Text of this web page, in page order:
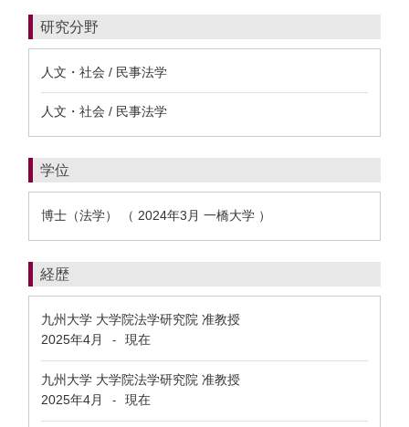
研究分野
人文・社会 / 民事法学
人文・社会 / 民事法学
学位
博士（法学） （ 2024年3月 一橋大学 ）
経歴
九州大学 大学院法学研究院 准教授
2025年4月
- 現在
九州大学 大学院法学研究院 准教授
2025年4月
- 現在